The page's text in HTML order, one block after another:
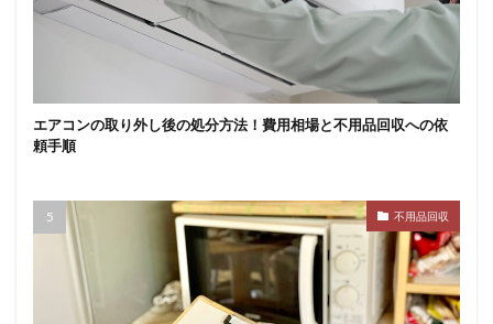
エアコンの取り外し後の処分方法！費用相場と不用品回収への依
頼手順
不用品回収